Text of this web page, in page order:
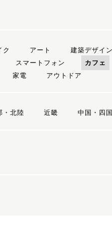
ク アート 建築デザイン
スマートフォン カフェ
家電 アウトドア
・北陸 近畿 中国・四国